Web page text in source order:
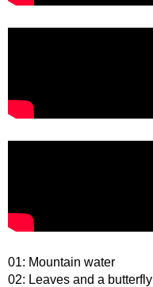
01: Mountain water
02: Leaves and a butterfly